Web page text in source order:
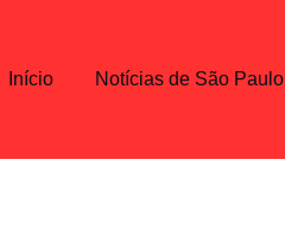
Início Notícias de São Paulo